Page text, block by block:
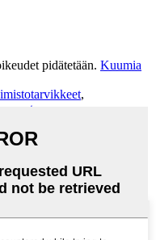
pidätetään. Kuumia
,